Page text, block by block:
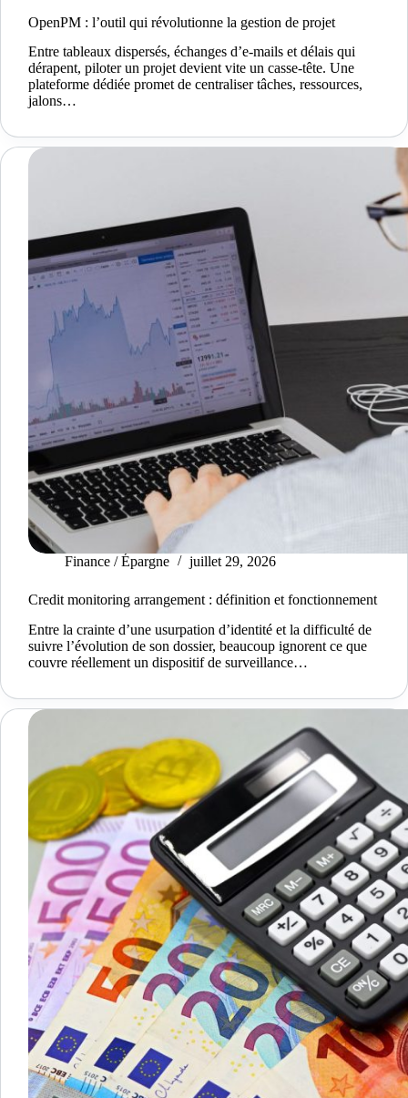
OpenPM : l’outil qui révolutionne la gestion de projet
Entre tableaux dispersés, échanges d’e-mails et délais qui
dérapent, piloter un projet devient vite un casse-tête. Une
plateforme dédiée promet de centraliser tâches, ressources,
jalons…
Finance / Épargne juillet 29, 2026
Credit monitoring arrangement : définition et fonctionnement
Entre la crainte d’une usurpation d’identité et la difficulté de
suivre l’évolution de son dossier, beaucoup ignorent ce que
couvre réellement un dispositif de surveillance…